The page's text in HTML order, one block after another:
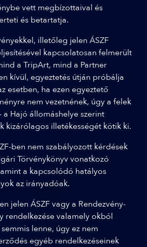
vett megbízottaival és
és betartatja.
illetőleg jelen ÁSZF
kapcsolatosan felmerült
a TripArt, mind a Partner
kívül, egyeztetés útján próbálja
esetben, ha ezen egyeztető
nem vezetnének, úgy a felek
a Hajó állomáshelye szerint
kizárólagos illetékességét kötik ki.
ben nem szabályozott kérdések
Törvénykönyv vonatkozó
a kapcsolódó hatályos
az irányadóak.
ÁSZF vagy a Rendezvény-
rendelkezése valamely okból
lenne, úgy ez nem
egyéb rendelkezéseinek